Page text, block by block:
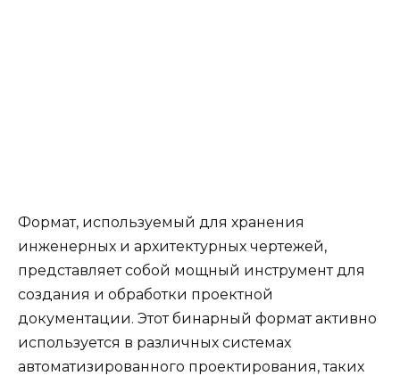
Формат, используемый для хранения
инженерных и архитектурных чертежей,
представляет собой мощный инструмент для
создания и обработки проектной
документации. Этот бинарный формат активно
используется в различных системах
автоматизированного проектирования, таких